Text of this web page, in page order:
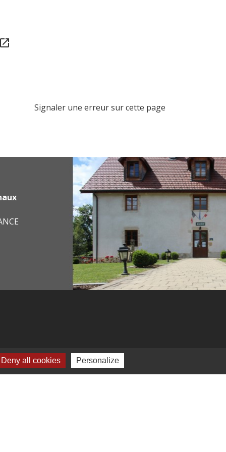
open_in_new
Signaler une erreur sur cette page
Deny all cookies Personalize